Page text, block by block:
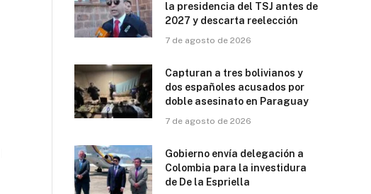
la presidencia del TSJ antes de
2027 y descarta reelección
7 de agosto de 2026
Capturan a tres bolivianos y
dos españoles acusados por
doble asesinato en Paraguay
7 de agosto de 2026
Gobierno envía delegación a
Colombia para la investidura
de De la Espriella